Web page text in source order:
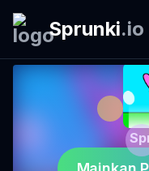
Sprunki.io